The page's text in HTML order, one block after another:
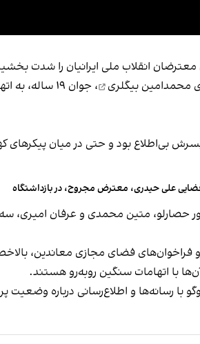
معترضان انقلاب ملی ایرانیان را شدت
محمدامین بیگلری
، جوان ۱۹
بی‌اطلاع بود و حتی در میان پیکرهای
علی حیدری، معترض مجروح، در بازداشتگاه
حصارلو، متین محمدی و عرفان
فراخوان‌های فضای مجازی معاندین،
با اتهامات سنگین روبه‌رو هستند.
با رسانه‌ها و اطلاع‌رسانی درباره وضعیت